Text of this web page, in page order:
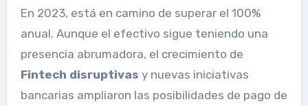
En 2023, está en camino de superar el 100%
anual. Aunque el efectivo sigue teniendo una
presencia abrumadora, el crecimiento de
Fintech disruptivas y nuevas iniciativas
bancarias ampliaron las posibilidades de pago de